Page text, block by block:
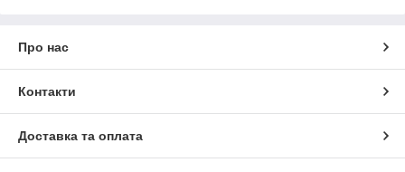
Про нас
Контакти
Доставка та оплата